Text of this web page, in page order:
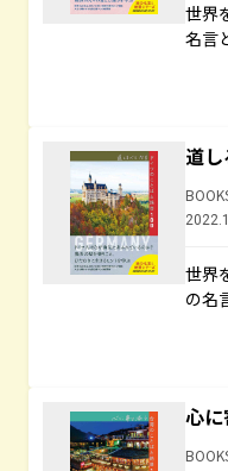
世界
名言
道
世界
の名
心